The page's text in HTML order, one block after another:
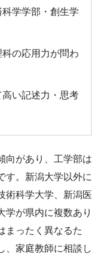
学学部・創生学
の応用力が問わ
い記述力・思考
向があり、工学部は
す。新潟大学以外に
術科学大学、新潟医
学が県内に複数あり
まったく異なるた
、家庭教師に相談し